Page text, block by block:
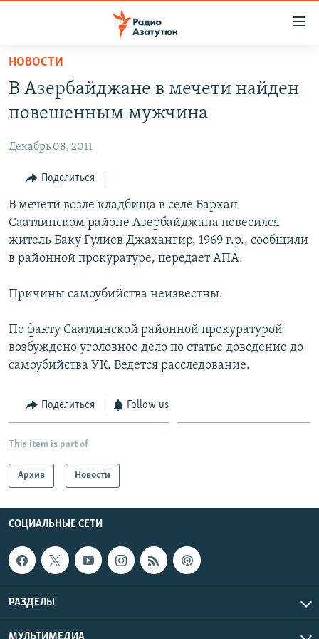
Перейти
основному
содержанию
навигации
Перейти
поиску
НОВОСТИ
ОБЩЕСТВО
ЭКОНОМИКА
РЕГИОН
НАГОРНЫЙ КАРАБАХ
КУЛЬТУРА
Հայերեն
English
Все сайты Радио Азатутюн
НОВОСТИ
В Азербайджане в мечети найден
повешенным мужчина
Декабрь 08, 2011
Поделиться
В мечети возле кладбища в селе Вархан
Саатлинском районе Азербайджана повесился
житель Баку Гулиев Джахангир, 1969 г.р., сообщили
в районной прокуратуре, передает АПА.
Причины самоубийства неизвестны.
По факту Саатлинской районной прокуратурой
возбуждено уголовное дело по статье доведение до
самоубийства УК. Ведется расследование.
Поделиться Follow us
This item is part of
Архив Новости
СОЦИАЛЬНЫЕ СЕТИ
РАЗДЕЛЫ
МУЛЬТИМЕДИА